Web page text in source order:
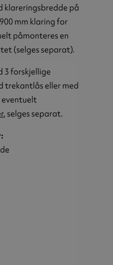
klareringsbredde på
mm klaring for
påmonteres en
(selges separat).
3 forskjellige
trekantlås eller med
eventuelt
, selges separat.